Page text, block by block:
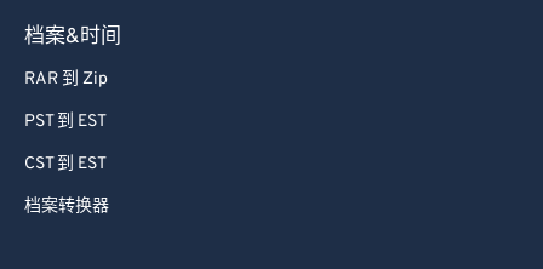
档案&时间
RAR 到 Zip
PST 到 EST
CST 到 EST
档案转换器